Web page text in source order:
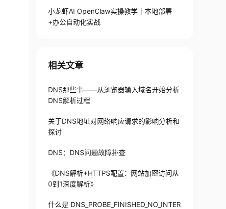
小龙虾AI OpenClaw实操教学｜本地部署
+办公自动化实战
相关文章
DNS那些事——从浏览器输入域名开始分析
DNS解析过程
关于DNS地址对网络响应请求的影响分析和
探讨
DNS：DNS问题故障排查
《DNS解析+HTTPS配置：网站加密访问从
0到1深度解析》
什么是 DNS_PROBE_FINISHED_NO_INTER